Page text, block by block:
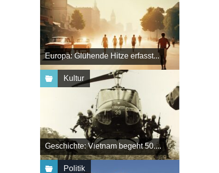
Europa: Glühende Hitze erfasst...
Kultur
Geschichte: Vietnam begeht 50....
Politik